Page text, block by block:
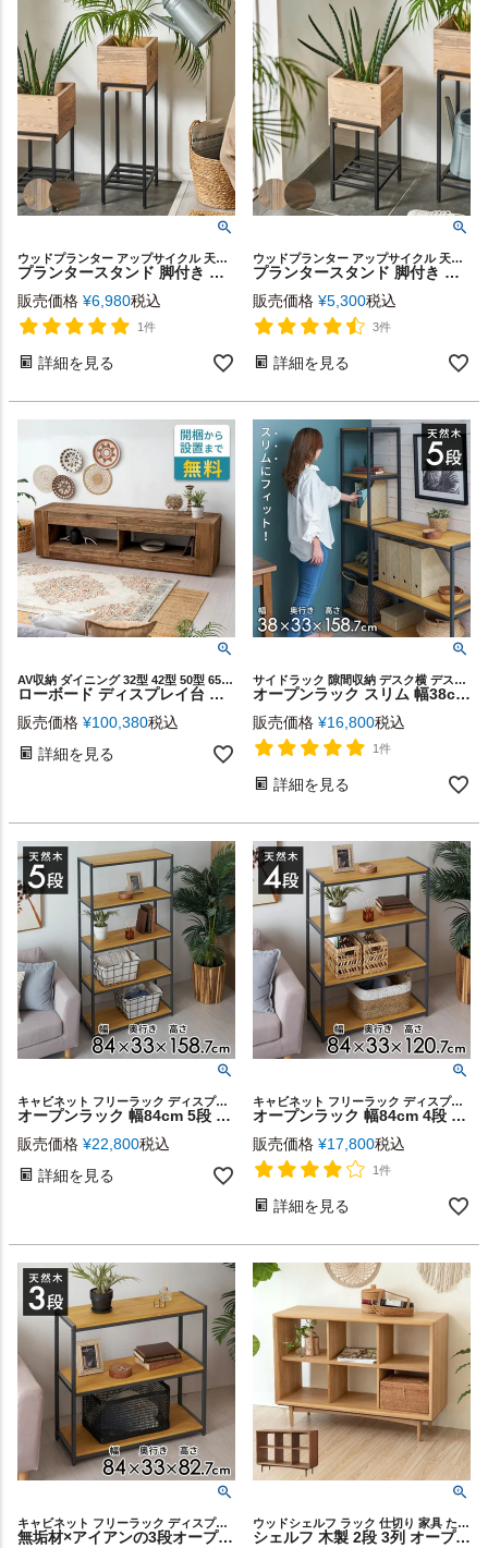
ウッドプランター アップサイクル 天然木 花台 鉢台 観葉植物
プランタースタンド 脚付き アイアン 木製 パイン材 トール 正方形 5号鉢対応 約 W 20cm D 22.8cm H 63.9cm ボタニーク Botanique プランター シェルフ プランターカバー プランターラック フラワースタンド 室内 黒 ブラック おしゃれ 北欧 西海岸 [f-51]
販売価格 ¥6,980税込
1件
詳細を見る
ウッドプランター アップサイクル 天然木 花台 鉢台 観葉植物
プランタースタンド 脚付き アイアン 木製 パイン材 ショート 正方形 5号鉢対応 約 W 20cm D 22.8cm H 45.4cm ボタニーク Botanique プランター シェルフ プランターカバー プランターラック フラワースタンド 室内 黒 ブラック おしゃれ 北欧 西海岸 [g-51]
販売価格 ¥5,300税込
3件
詳細を見る
AV収納 ダイニング 32型 42型 50型 65型 70型 対応 木目 天然木
ローボード ディスプレイ台 大型 TVボード W 210cm x D 48cm x H 60cm オーディオ 本棚 飾り棚 家具 インテリア リビング テレビボード TV台 シンプル 衣類 収納 テレビラック 北欧 リゾート アンティーク調 ビンテージ風 ヴィンテージ風 西海岸 [91559]
販売価格 ¥100,380税込
詳細を見る
サイドラック 隙間収納 デスク横 デスクサイド 壁棚
オープンラック スリム 幅38cm 5段 W 38 × D 33× H 158cm 無垢 木製 ウッド アイアン Hus ヒュース [84109]【 収納棚 アイアンラック 収納ラック ウッドシェルフ 棚 本棚 スチールラック スチール棚 五段 パイン材 天然木 おしゃれ 北欧 インテリア ヴィンテージ 】
販売価格 ¥16,800税込
1件
詳細を見る
キャビネット フリーラック ディスプレイラック サイドボード
オープンラック 幅84cm 5段 W 84 × D 33× H 158cm 無垢 木製 ウッド アイアン Hus ヒュース [84106]【 収納棚 アイアンラック 収納ラック ウッドシェルフ 棚 本棚 収納家具 スチールラック スチール棚 五段 パイン材 天然木 おしゃれ 北欧 インテリア 西海岸 】
販売価格 ¥22,800税込
詳細を見る
キャビネット フリーラック ディスプレイラック サイドボード
オープンラック 幅84cm 4段 W 84 × D 33× H 120cm 無垢 木製 ウッド アイアン Hus ヒュース [84105]【 収納棚 アイアンラック 収納ラック ウッドシェルフ 棚 本棚 収納家具 スチールラック スチール棚 四段 パイン材 天然木 おしゃれ 北欧 インテリア ヴィンテージ 】
販売価格 ¥17,800税込
1件
詳細を見る
キャビネット フリーラック ディスプレイラック サイドボード
無垢材×アイアンの3段オープンラック Hus 幅84cm [84104]
ウッドシェルフ ラック 仕切り 家具 たんす 本棚 ディスプレイ
シェルフ 木製 2段 3列 オープンタイプ W 100 × D 34 × H 72 cm ナチュラル ブラウン [91524]【 ロータイプ オープンラック 収納家具 天然木 オーク 間仕切り サイドボード ブックシェルフ 背板なし おしゃれ シンプル ナチュラル 北欧 脚付き リビング 寝室】